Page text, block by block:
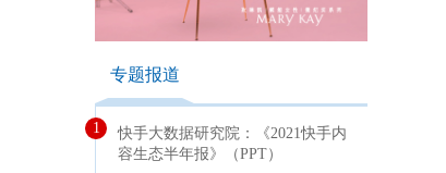
专题报道
1
快手大数据研究院：《2021快手内
容生态半年报》（PPT）